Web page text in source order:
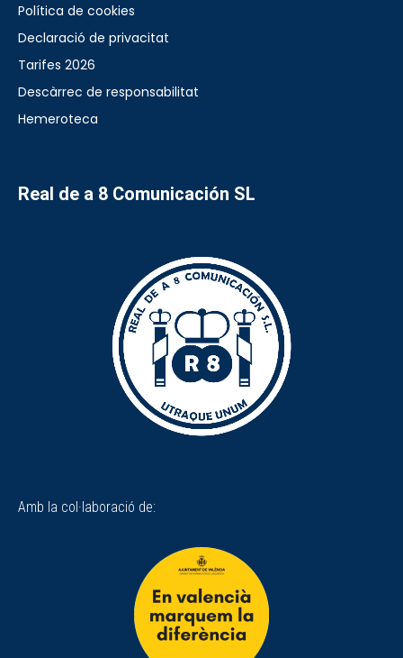
Política de cookies
Declaració de privacitat
Tarifes 2026
Descàrrec de responsabilitat
Hemeroteca
Real de a 8 Comunicación SL
Amb la col·laboració de: